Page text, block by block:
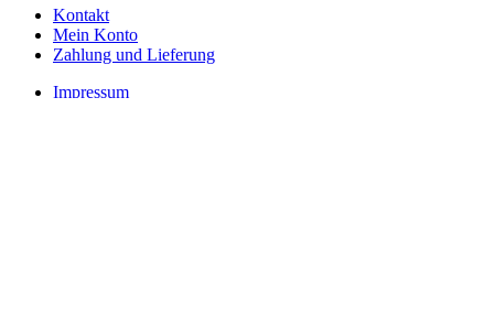
Kontakt
Mein Konto
Zahlung und Lieferung
Impressum